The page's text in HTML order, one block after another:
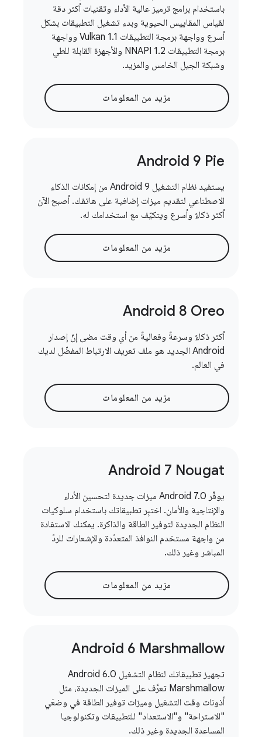
باستخدام برامج ترميز عالية الأداء وتقنيات أكثر دقة
لقياس المقاييس الحيوية وبدء تشغيل التطبيقات بشكل
أسرع وواجهة برمجة التطبيقات Vulkan 1.1 وواجهة
برمجة التطبيقات NNAPI 1.2 والأجهزة القابلة للطي
وشبكة الجيل الخامس والمزيد.
مزيد من المعلومات
Android 9 Pie
يستفيد نظام التشغيل Android 9 من إمكانات الذكاء
الاصطناعي لتقديم ميزات إضافية على هاتفك. أصبح الآن
أكثر ذكاءً وأسرع ويتكيّف مع استخدامك له.
مزيد من المعلومات
Android 8 Oreo
أكثر ذكاءً وسرعةً وفعاليةً من أي وقت مضى إنّ إصدار
Android الجديد هو ملف تعريف الارتباط المفضّل لديك
في العالم.
مزيد من المعلومات
Android 7 Nougat
يوفّر Android 7.0 ميزات جديدة لتحسين الأداء
والإنتاجية والأمان. اختبِر تطبيقاتك باستخدام سلوكيات
النظام الجديدة لتوفير الطاقة والذاكرة. يمكنك الاستفادة
من واجهة مستخدم النوافذ المتعدّدة والإشعارات للردّ
المباشر وغير ذلك.
مزيد من المعلومات
Android 6 Marshmallow
تجهيز تطبيقاتك لنظام التشغيل Android 6.0
Marshmallow تعرَّف على الميزات الجديدة، مثل
أذونات وقت التشغيل وميزات توفير الطاقة في وضعَي
"الاستراحة" و"الاستعداد" للتطبيقات وتكنولوجيا
المساعدة الجديدة وغير ذلك.